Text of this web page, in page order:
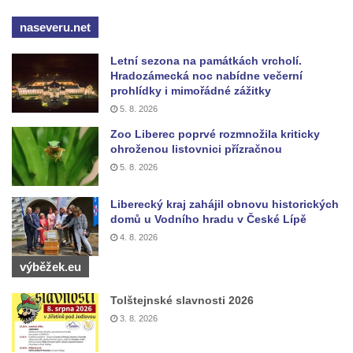
Dům obuvi Baťa v Liberci
Spořitelna a muzeum v Železném Brodě
Spořitelna v Semilech
Pojizerské galerie)
Obecní dům v Semilech
Pila U Lišáka u Rabštejna nad Střelou
Bývalá fara v Pražské ulici v Bochově
Fara u kostela svatých Petra a Pavla ve
Žluticích
Robert Fuchs, papírna v České Kamenici
Bývalá továrna Florian Hübel, tkalcovna u
naseveru.net
Letní sezona na památkách vrcholí.
Hradozámecká noc nabídne večerní
prohlídky i mimořádné zážitky
5. 8. 2026
Zoo Liberec poprvé rozmnožila kriticky
ohroženou listovnici přízračnou
5. 8. 2026
Liberecký kraj zahájil obnovu historických
domů u Vodního hradu v České Lípě
4. 8. 2026
výběžek.eu
Tolštejnské slavnosti 2026
3. 8. 2026